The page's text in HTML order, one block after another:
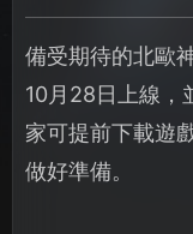
備受期待的北歐
10月28日上線，
家可提前下載遊
做好準備。